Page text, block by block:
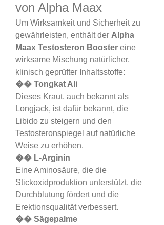
von Alpha Maax
Um Wirksamkeit und Sicherheit zu
gewährleisten, enthält der Alpha
Maax Testosteron Booster eine
wirksame Mischung natürlicher,
klinisch geprüfter Inhaltsstoffe:
�� Tongkat Ali
Dieses Kraut, auch bekannt als
Longjack, ist dafür bekannt, die
Libido zu steigern und den
Testosteronspiegel auf natürliche
Weise zu erhöhen.
�� L-Arginin
Eine Aminosäure, die die
Stickoxidproduktion unterstützt, die
Durchblutung fördert und die
Erektionsqualität verbessert.
�� Sägepalme